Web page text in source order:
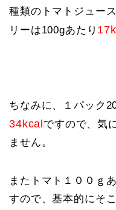
種類のトマトジュー
リーは100gあたり
ちなみに、１パック
34kcal ですので、気
ません。
またトマト１００ｇ
すので、基本的にそ